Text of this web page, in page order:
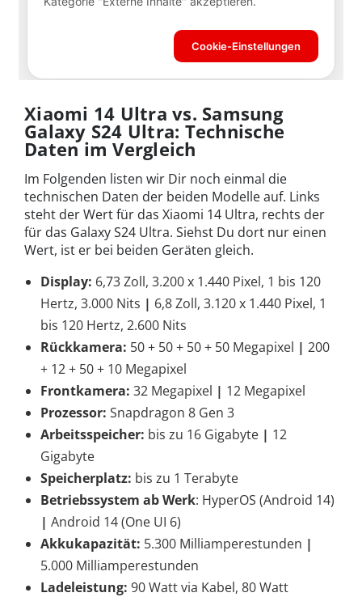
Xiaomi 14 Ultra vs. Samsung
Galaxy S24 Ultra: Technische
Daten im Vergleich
Im Folgenden listen wir Dir noch einmal die
technischen Daten der beiden Modelle auf. Links
steht der Wert für das Xiaomi 14 Ultra, rechts der
für das Galaxy S24 Ultra. Siehst Du dort nur einen
Wert, ist er bei beiden Geräten gleich.
Display: 6,73 Zoll, 3.200 x 1.440 Pixel, 1 bis 120
Hertz, 3.000 Nits | 6,8 Zoll, 3.120 x 1.440 Pixel, 1
bis 120 Hertz, 2.600 Nits
Rückkamera: 50 + 50 + 50 + 50 Megapixel | 200
+ 12 + 50 + 10 Megapixel
Frontkamera: 32 Megapixel | 12 Megapixel
Prozessor: Snapdragon 8 Gen 3
Arbeitsspeicher: bis zu 16 Gigabyte | 12
Gigabyte
Speicherplatz: bis zu 1 Terabyte
Betriebssystem ab Werk: HyperOS (Android 14)
| Android 14 (One UI 6)
Akkukapazität: 5.300 Milliamperestunden |
5.000 Milliamperestunden
Ladeleistung: 90 Watt via Kabel, 80 Watt